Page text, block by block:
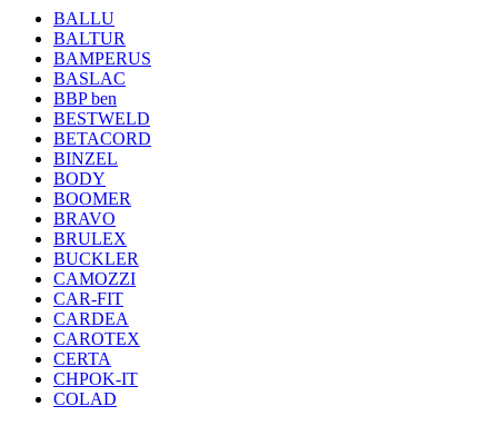
BALLU
BALTUR
BAMPERUS
BASLAC
BBP ben
BESTWELD
BETACORD
BINZEL
BODY
BOOMER
BRAVO
BRULEX
BUCKLER
CAMOZZI
CAR-FIT
CARDEA
CAROTEX
CERTA
CHPOK-IT
COLAD